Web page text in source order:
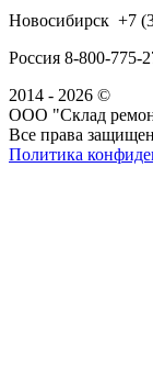
Новосибирск +7
Россия 8-800-775-
2014 - 2026 ©
ООО "Склад
Все права
Политика